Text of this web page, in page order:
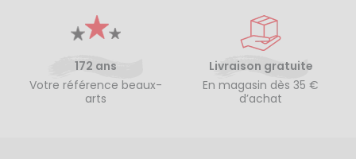
172 ans
Votre référence beaux-
arts
Livraison gratuite
En magasin dès 35 €
d’achat